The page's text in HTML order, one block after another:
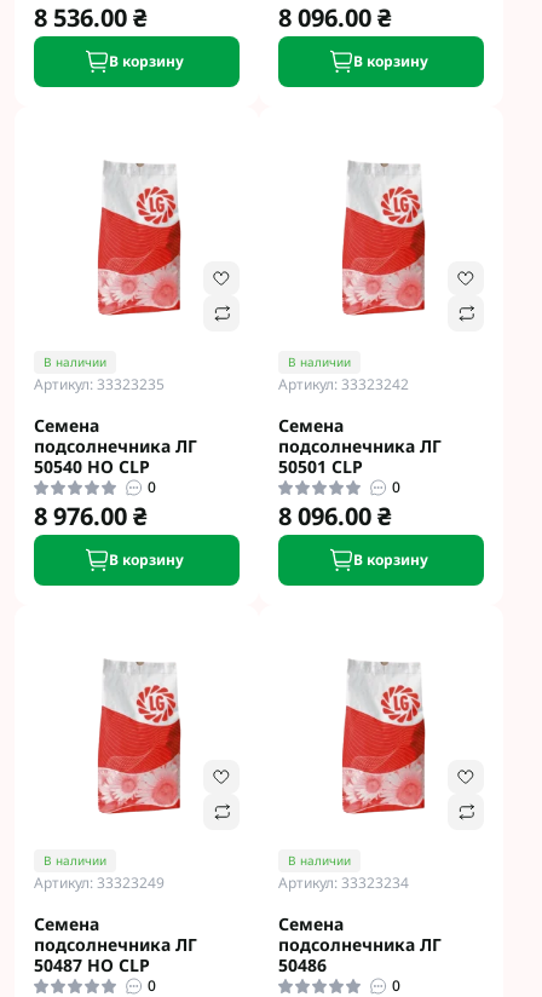
8 536.00 ₴
В корзину
8 096.00 ₴
В корзину
В наличии
Артикул: 33323235
Семена
подсолнечника ЛГ
50540 НО CLP
0
8 976.00 ₴
В корзину
В наличии
Артикул: 33323242
Семена
подсолнечника ЛГ
50501 CLP
0
8 096.00 ₴
В корзину
В наличии
Артикул: 33323249
Семена
подсолнечника ЛГ
50487 НО CLP
0
В наличии
Артикул: 33323234
Семена
подсолнечника ЛГ
50486
0